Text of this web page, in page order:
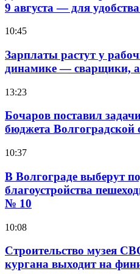
9 августа — для
10:45
Зарплаты растут у
динамике — сварщики,
13:23
Бочаров поставил
бюджета Волгоградской
10:37
В Волгограде выберут
благоустройства
№ 10
10:08
Строительство музея
кургана выходит на